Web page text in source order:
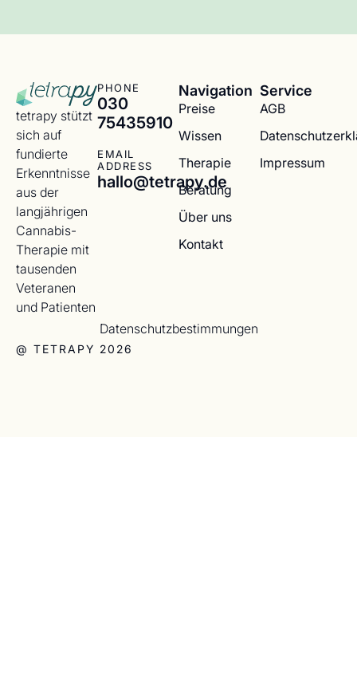
tetrapy stützt
sich auf
fundierte
Erkenntnisse
aus der
langjährigen
Cannabis-
Therapie mit
tausenden
Veteranen
und Patienten
PHONE
030
75435910
EMAIL
ADDRESS
hallo@tetrapy.de
Navigation
Preise
Wissen
Therapie
Beratung
Über uns
Kontakt
Service
AGB
Impressum
@ TETRAPY 2026
Datenschutzbestimmungen